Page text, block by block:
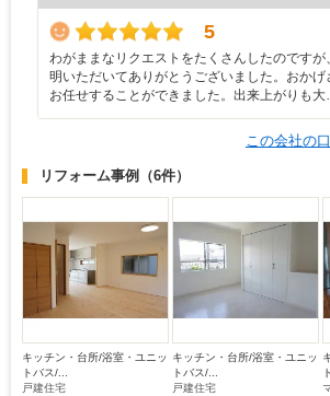
5
わがままなリクエストをたくさんしたのです
明いただいてありがとうございました。おかげ
お任せすることができました。出来上がりも
この会社の
リフォーム事例 （6件）
キッチン・台所/浴室・ユニッ
トバス/...
戸建住宅
キッチン・台所/浴室・ユニッ
トバス/...
戸建住宅